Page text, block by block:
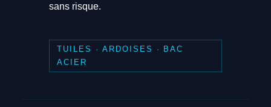
sans risque.
TUILES · ARDOISES · BAC
ACIER